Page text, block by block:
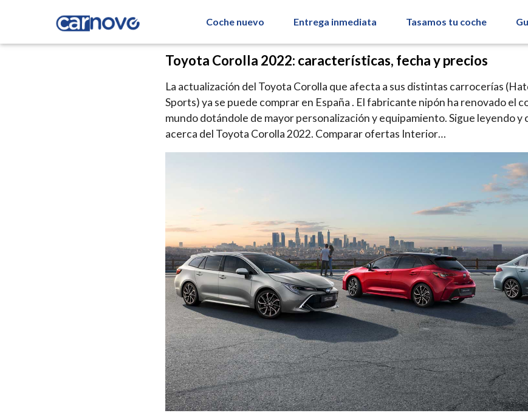
Coche nuevo Entrega inmediata Tasamos tu coche
Toyota Corolla 2022: características, fecha y precios
La actualización del Toyota Corolla que afecta a sus distintas carrocerías
Sports) ya se puede comprar en España . El fabricante nipón ha renovado el
mundo dotándole de mayor personalización y equipamiento. Sigue leyendo y
acerca del Toyota Corolla 2022. Comparar ofertas Interior…